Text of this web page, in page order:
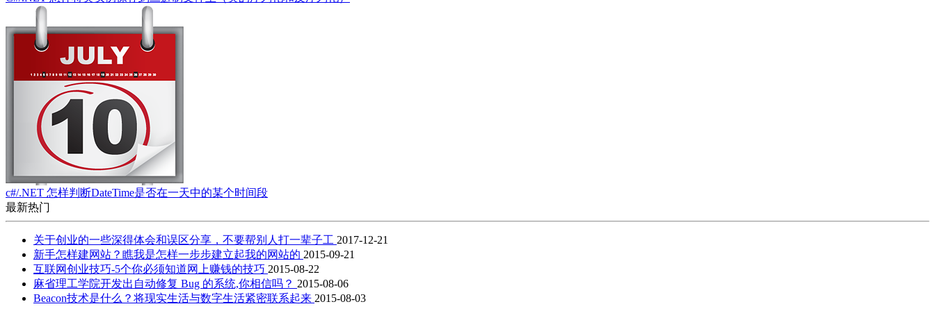
c#/.NET 怎样判断DateTime是否在一天中的某个时间段
最新热门
关于创业的一些深得体会和误区分享，不要帮别人打一辈子工 2017-12-21
新手怎样建网站？瞧我是怎样一步步建立起我的网站的 2015-09-21
互联网创业技巧-5个你必须知道网上赚钱的技巧 2015-08-22
麻省理工学院开发出自动修复 Bug 的系统,你相信吗？ 2015-08-06
Beacon技术是什么？将现实生活与数字生活紧密联系起来 2015-08-03